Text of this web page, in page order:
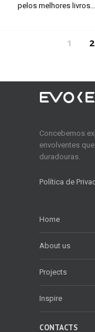
pelos melhores livros...
1 2
Concebemos
envolventes
duradouras.
Política de
Home
About us
Projects
Inspire
CONTACTS